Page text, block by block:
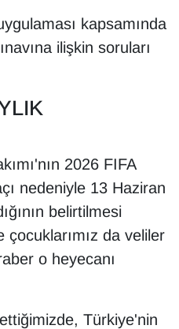
kapsamında
ilişkin soruları
2026 FIFA
nedeniyle 13 Haziran
belirtilmesi
da veliler
o heyecanı
Türkiye'nin